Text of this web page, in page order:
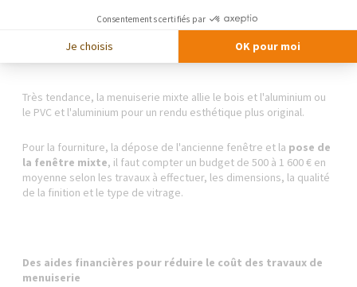
Le prix des fenêtres en matériaux mixtes avec
remplacement
Très tendance, la menuiserie mixte allie le bois et l'aluminium ou
le PVC et l'aluminium pour un rendu esthétique plus original.
Pour la fourniture, la dépose de l'ancienne fenêtre et la pose de
la fenêtre mixte, il faut compter un budget de 500 à 1 600 € en
moyenne selon les travaux à effectuer, les dimensions, la qualité
de la finition et le type de vitrage.
Des aides financières pour réduire le coût des travaux de
menuiserie
Consentements certifiés par
Je choisis OK pour moi